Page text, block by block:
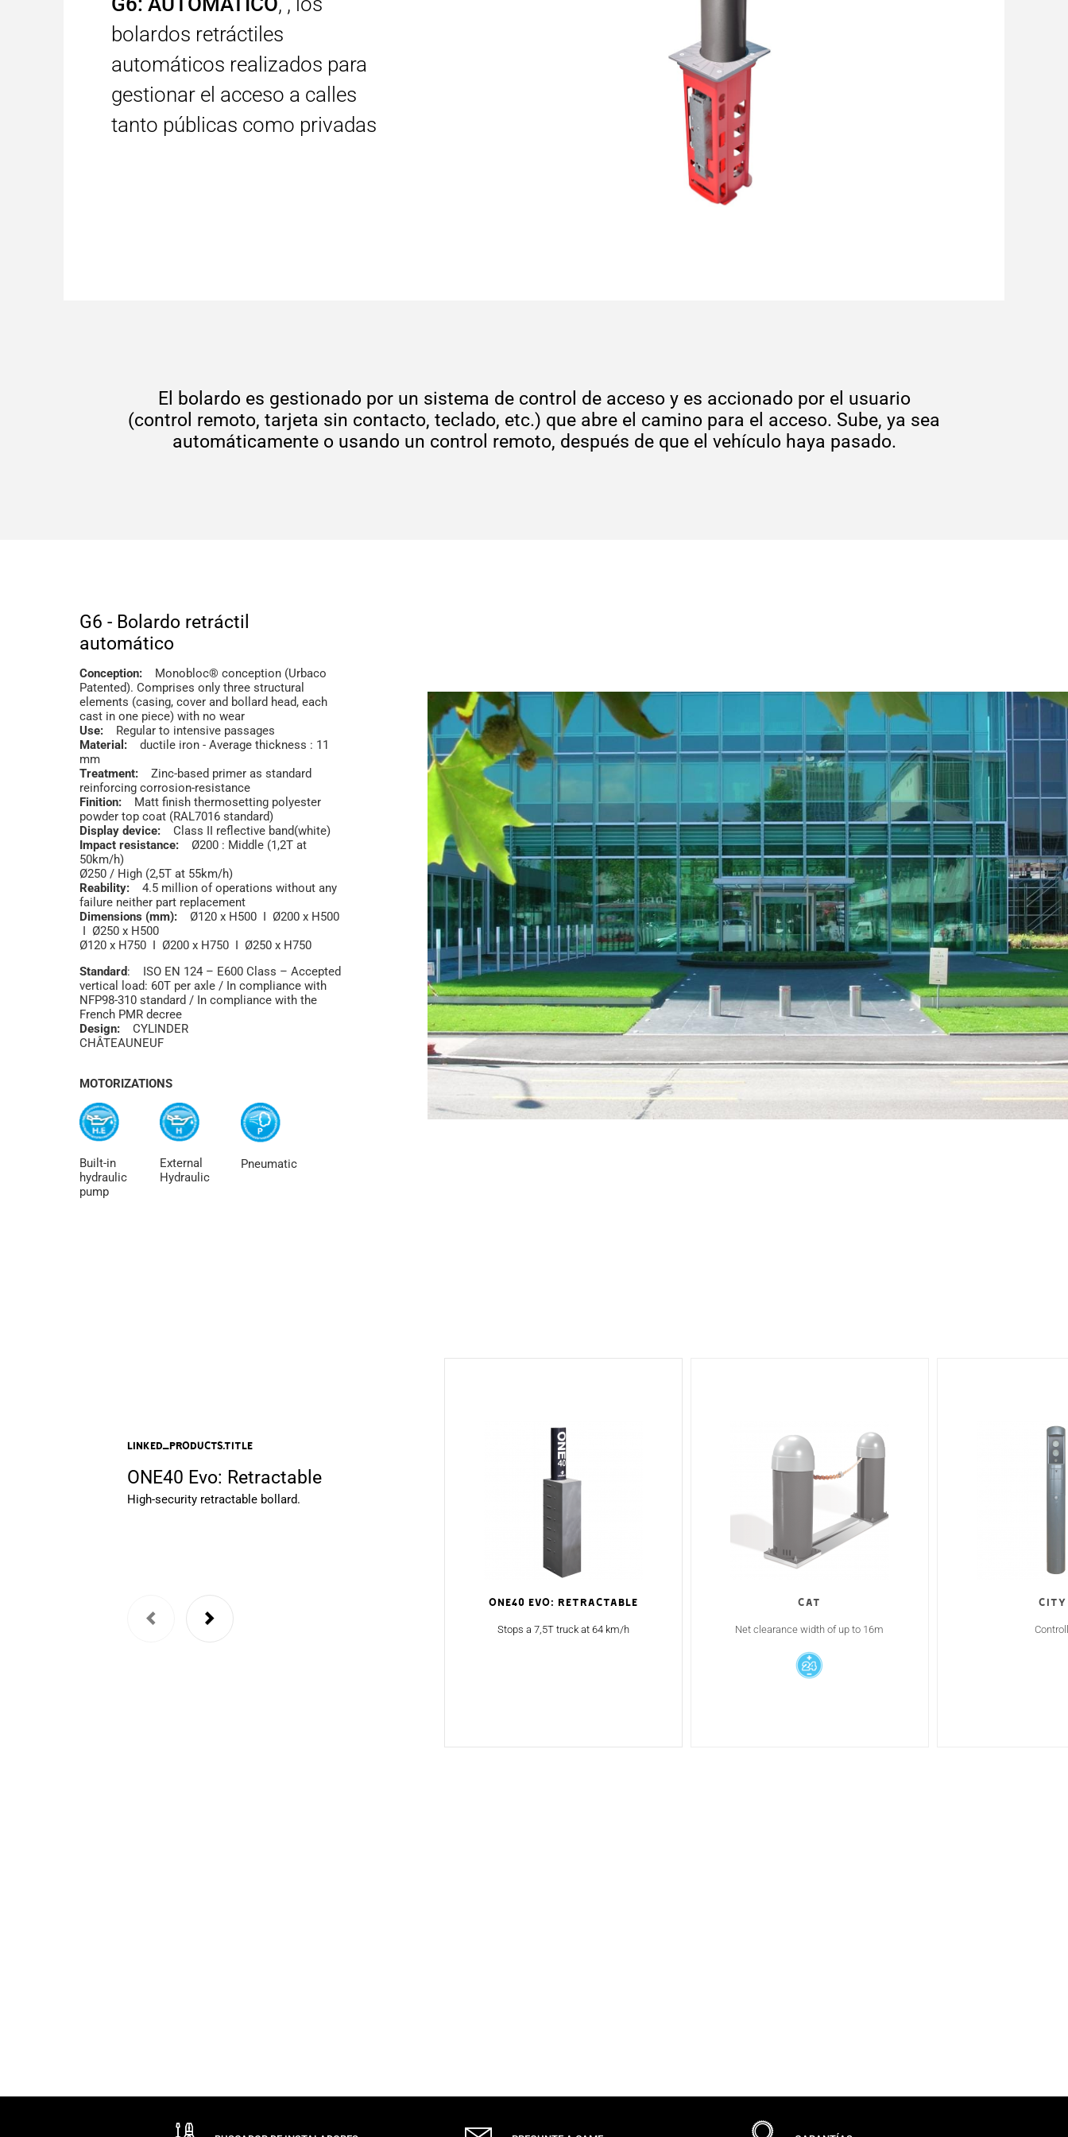
bolardos retráctiles
automáticos realizados para
gestionar el acceso a calles
tanto públicas como privadas
El bolardo es gestionado por un sistema de control de acceso y es accionado por el usuario
(control remoto, tarjeta sin contacto, teclado, etc.) que abre el camino para el acceso. Sube, ya sea
automáticamente o usando un control remoto, después de que el vehículo haya pasado.
G6 - Bolardo retráctil
automático
Conception:
Monobloc® conception (Urbaco
Patented). Comprises only three structural
elements (casing, cover and bollard head, each
cast in one piece) with no wear
Use:
Regular to intensive passages
Material:
ductile iron - Average thickness : 11
mm
Treatment:
Zinc-based primer as standard
reinforcing corrosion-resistance
Finition:
Matt finish thermosetting polyester
powder top coat (RAL7016 standard)
Display device: Class II reflective band(white)
Impact resistance: Ø200 : Middle (1,2T at
50km/h)
Ø250 / High (2,5T at 55km/h)
Reability: 4.5 million of operations without any
failure neither part replacement
Dimensions (mm): Ø120 x H500 I Ø200 x H500
I Ø250 x H500
Ø120 x H750 I Ø200 x H750 I Ø250 x H750
Standard: ISO EN 124 – E600 Class – Accepted
vertical load: 60T per axle / In compliance with
NFP98-310 standard / In compliance with the
French PMR decree
Design: CYLINDER
CHÂTEAUNEUF
MOTORIZATIONS
Built-in
hydraulic
pump
External
Hydraulic
Pneumatic
linked_products.title
ONE40 Evo: Retractable
High-security retractable bollard.
ONE40 Evo: Retractable
Stops a 7,5T truck at 64 km/h
Cat
Net clearance width of up to 16m
CITY